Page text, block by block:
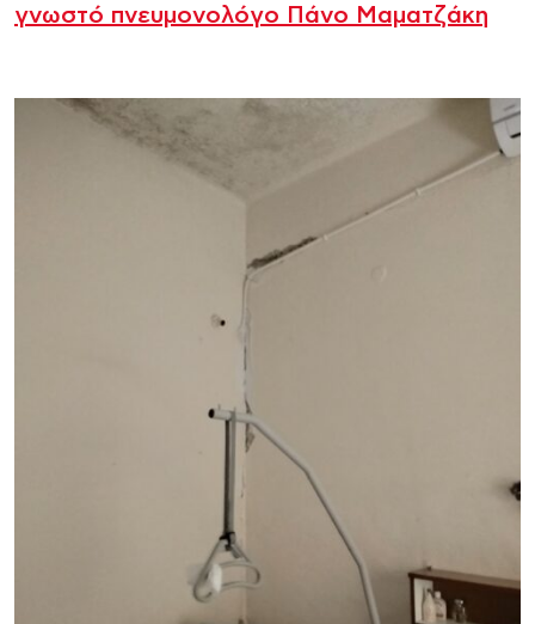
γνωστό πνευμονολόγο Πάνο Μαματζάκη